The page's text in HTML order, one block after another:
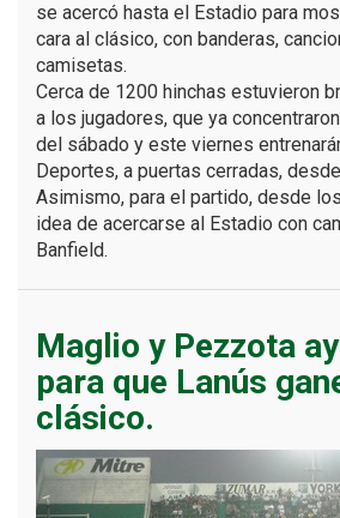
se acercó hasta el Estadio para
cara al clásico, con banderas,
camisetas.
Cerca de 1200 hinchas estuvieron
a los jugadores, que ya
del sábado y este viernes
Deportes, a puertas cerradas,
Asimismo, para el partido, desde
idea de acercarse al Estadio con
Banfield.
Maglio y Pezzota
para que Lanús
clásico.